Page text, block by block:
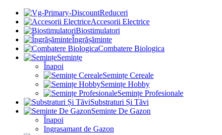
Reduceri
Accesorii Electrice
Biostimulatori
Îngrășăminte
Combatere Biologica
Semințe
Înapoi
Semințe Cereale
Semințe Hobby
Semințe Profesionale
Substraturi Și Tăvi
Seminte De Gazon
Înapoi
Ingrasamant de Gazon